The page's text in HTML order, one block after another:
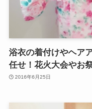
浴衣の着付けやヘア
任せ！花火大会やお
2016年6月25日